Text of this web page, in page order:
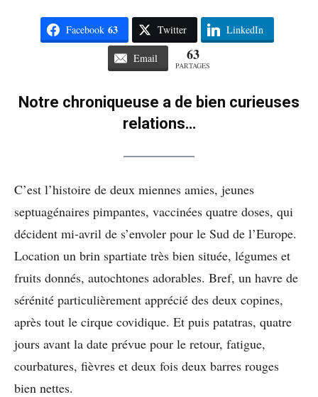
Facebook 63 Twitter LinkedIn
Email 63
PARTAGES
Notre chroniqueuse a de bien curieuses
relations…
C’est l’histoire de deux miennes amies, jeunes
septuagénaires pimpantes, vaccinées quatre doses, qui
décident mi-avril de s’envoler pour le Sud de l’Europe.
Location un brin spartiate très bien située, légumes et
fruits donnés, autochtones adorables. Bref, un havre de
sérénité particulièrement apprécié des deux copines,
après tout le cirque covidique. Et puis patatras, quatre
jours avant la date prévue pour le retour, fatigue,
courbatures, fièvres et deux fois deux barres rouges
bien nettes.